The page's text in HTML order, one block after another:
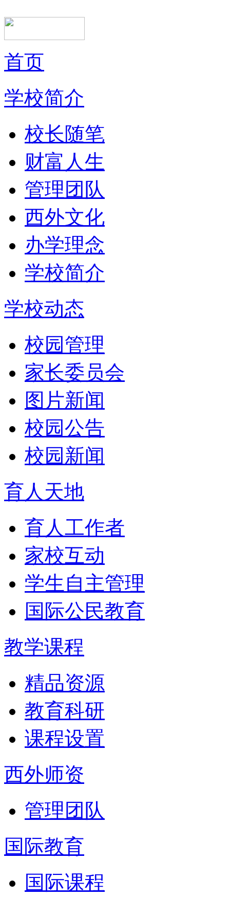
首页
学校简介
校长随笔
财富人生
管理团队
西外文化
办学理念
学校简介
学校动态
校园管理
家长委员会
图片新闻
校园公告
校园新闻
育人天地
育人工作者
家校互动
学生自主管理
国际公民教育
教学课程
精品资源
教育科研
课程设置
西外师资
管理团队
国际教育
国际课程